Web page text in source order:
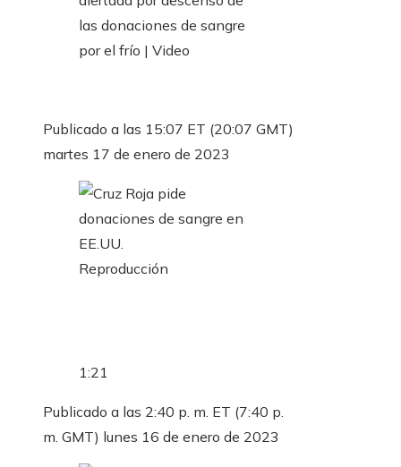
Publicado a las 15:07 ET (20:07 GMT)
martes 17 de enero de 2023
Reproducción
1:21
Publicado a las 2:40 p. m. ET (7:40 p.
m. GMT) lunes 16 de enero de 2023